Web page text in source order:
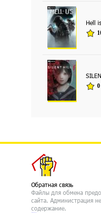
Hell
0
Обратная связь
Файлы для обмена
сайта. Администрация
содержание.